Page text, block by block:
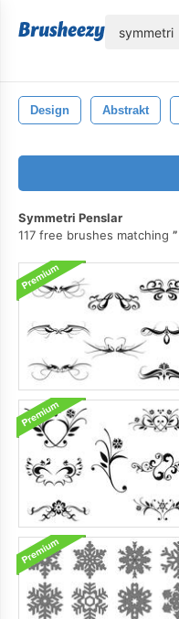
Design Abstrakt
Symmetri Penslar
117 free brushes matching